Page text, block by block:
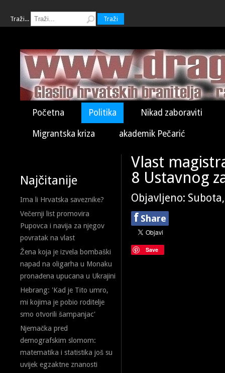
Traži... Traži
Početna Politika Nikad zaboraviti
Migrantska kriza akademik Pečarić
Najčitanije
Ima li Hrvatska saveznike?
Večernji list promovira
Pupovca i navija za njegov
povratak na vlast
Žena koja je izvela bombaški
napad na oligarha u Monaku
pronađena upucana u Ukrajini
Hebrang: 'Kad je Tito umro,
mi kojima je pobio roditelje
smo otvorili šampanjac'
Njemačka pred
demografskim slomom:
matematika i statistika još su
uvijek egzaktne znanosti
Vlast
8 Ustavnog
Objavljeno:
f Share
Save